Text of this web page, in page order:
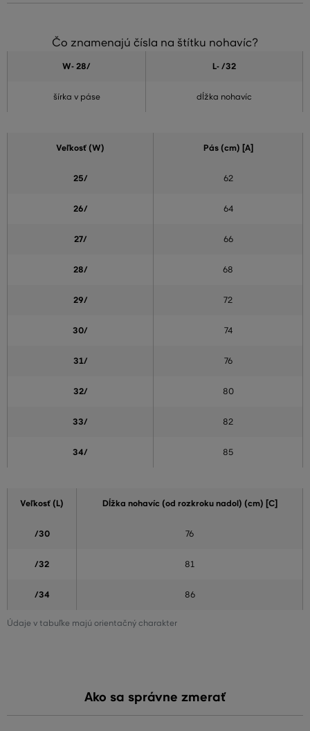
Čo znamenajú čísla na štítku nohavíc?
W- 28/ L- /32
šírka v páse dĺžka nohavíc
Veľkosť (W) Pás (cm) [A]
25/ 62
26/ 64
27/ 66
28/ 68
29/ 72
30/ 74
31/ 76
32/ 80
33/ 82
34/ 85
Údaje v tabuľke majú orientačný charakter
Veľkosť (L) Dĺžka nohavíc (od rozkroku nadol) (cm) [C]
/30 76
/32 81
/34 86
Ako sa správne zmerať